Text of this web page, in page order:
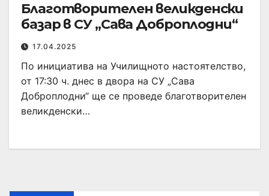
Благотворителен великденски
базар в СУ „Сава Доброплодни“
17.04.2025
По инициатива на Училищното настоятелство,
от 17:30 ч. днес в двора на СУ „Сава
Доброплодни“ ще се проведе благотворителен
великденски…